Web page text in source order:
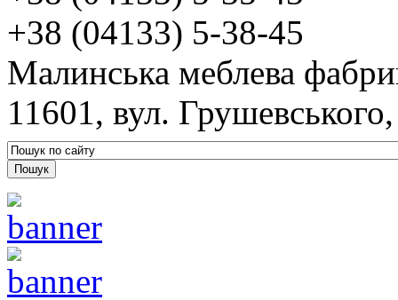
+38 (04133) 5-38-45
Малинська меблева
11601, вул.